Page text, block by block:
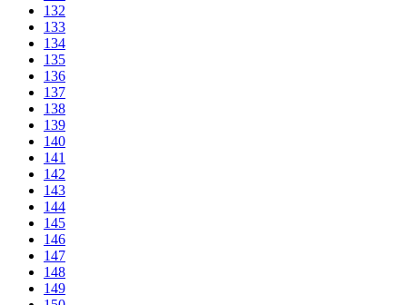
132
133
134
135
136
137
138
139
140
141
142
143
144
145
146
147
148
149